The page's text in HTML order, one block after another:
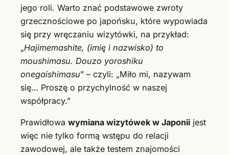
jego roli. Warto znać podstawowe zwroty
grzecznościowe po japońsku, które wypowiada
się przy wręczaniu wizytówki, na przykład:
„Hajimemashite, (imię i nazwisko) to
moushimasu. Douzo yoroshiku
onegaishimasu” – czyli: „Miło mi, nazywam
się… Proszę o przychylność w naszej
współpracy.”
Prawidłowa wymiana wizytówek w Japonii jest
więc nie tylko formą wstępu do relacji
zawodowej, ale także testem znajomości